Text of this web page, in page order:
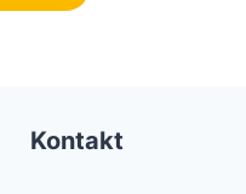
Kontakt